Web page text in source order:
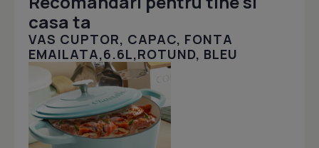
casa ta
VAS CUPTOR, CAPAC, FONTA
EMAILATA,6.6L,ROTUND, BLEU